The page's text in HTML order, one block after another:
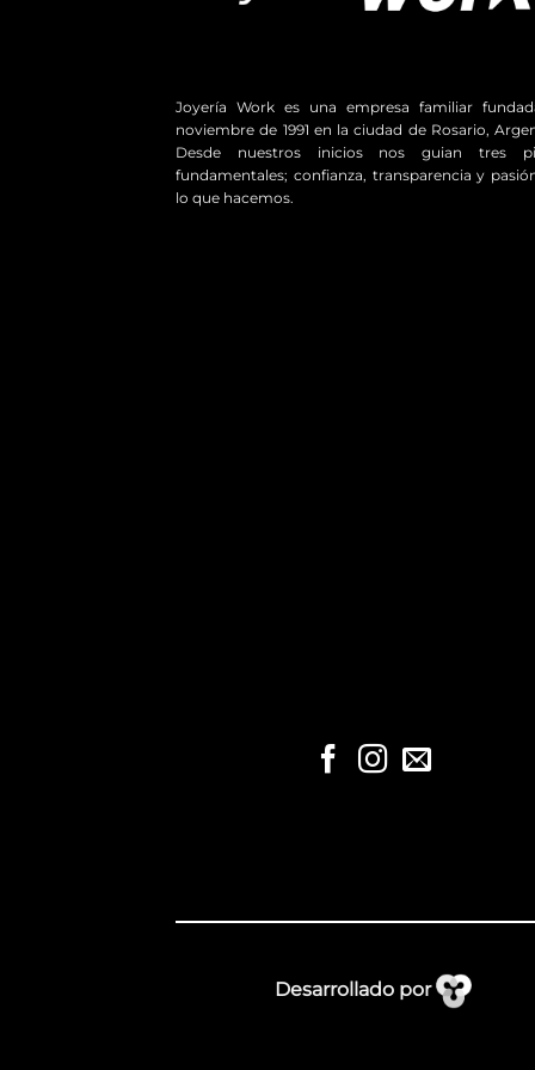
Joyería Work es una empresa familiar
noviembre de 1991 en la ciudad de Rosario,
Desde nuestros inicios nos guian tres
fundamentales; confianza, transparencia y
lo que hacemos.
Desarrollado por